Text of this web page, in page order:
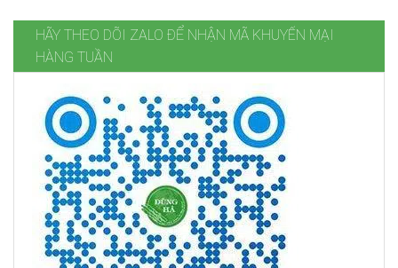
HÃY THEO DÕI ZALO ĐỂ NHẬN MÃ KHUYẾN MẠI
HÀNG TUẦN